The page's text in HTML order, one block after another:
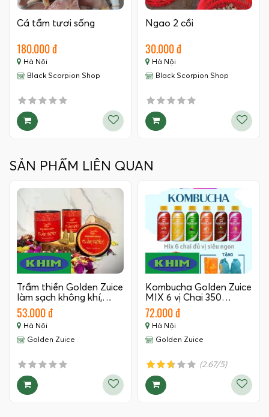
Cá tầm tươi sống
180.000 đ
Hà Nội
Black Scorpion Shop
Ngao 2 cồi
30.000 đ
Hà Nội
Black Scorpion Shop
SẢN PHẨM LIÊN QUAN
Trầm thiền Golden Zuice
làm sạch không khí,…
53.000 đ
Hà Nội
Golden Zuice
Kombucha Golden Zuice
MIX 6 vị Chai 350…
72.000 đ
Hà Nội
Golden Zuice
(2.67/5)